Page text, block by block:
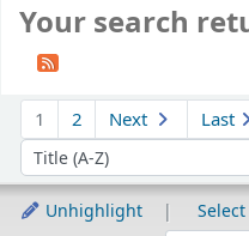
Your search
1 2 Next Last
Sort by:
Unhighlight